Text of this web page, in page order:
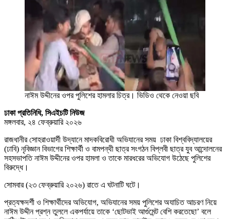
নাঈম উদ্দীনের ওপর পুলিশের হামলার চিত্র। ভিডিও থেকে নেওয়া ছবি
ঢাকা প্রতিনিধি, সিএইচটি নিউজ
মঙ্গলবার, ২৪ ফেব্রুয়ারি ২০২৬
রাজধানীর সোহরাওয়ার্দী উদ্যানে মাদকবিরোধী অভিযানের সময় ঢাকা বিশ্ববিদ্যালয়ের
(ঢাবি) নৃবিজ্ঞান বিভাগের শিক্ষার্থী ও বামপন্থী ছাত্র সংগঠন বিপ্লবী ছাত্র যুব আন্দোলনের
সহসভাপতি নাঈম উদ্দীনের ওপর হামলা ও তাকে মারধরের অভিযোগ উঠেছে পুলিশের
বিরুদ্ধে।
সোমবার (২৩ ফেব্রুয়ারি ২০২৬) রাতে এ ঘটনাটি ঘটে।
প্রত্যক্ষদর্শী ও শিক্ষার্থীদের অভিযোগ, অভিযানের সময় পুলিশের অযাচিত আচরণ নিয়ে
নাঈম উদ্দীন প্রশ্ন তুললে একপর্যায়ে তাকে ‘ছোটভাই আর্গুমেন্ট বেশি করতেছো’ বলে